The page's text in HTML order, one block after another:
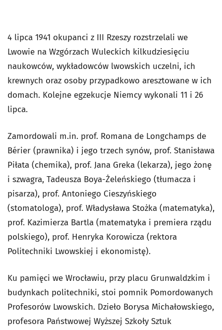
4 lipca 1941 okupanci z III Rzeszy rozstrzelali we
Lwowie na Wzgórzach Wuleckich kilkudziesięciu
naukowców, wykładowców lwowskich uczelni, ich
krewnych oraz osoby przypadkowo aresztowane w ich
domach. Kolejne egzekucje Niemcy wykonali 11 i 26
lipca.
Zamordowali m.in. prof. Romana de Longchamps de
Bérier (prawnika) i jego trzech synów, prof. Stanisława
Piłata (chemika), prof. Jana Greka (lekarza), jego żonę
i szwagra, Tadeusza Boya-Żeleńskiego (tłumacza i
pisarza), prof. Antoniego Cieszyńskiego
(stomatologa), prof. Władysława Stożka (matematyka),
prof. Kazimierza Bartla (matematyka i premiera rządu
polskiego), prof. Henryka Korowicza (rektora
Politechniki Lwowskiej i ekonomistę).
Ku pamięci we Wrocławiu, przy placu Grunwaldzkim i
budynkach politechniki, stoi pomnik Pomordowanych
Profesorów Lwowskich. Dzieło Borysa Michałowskiego,
profesora Państwowej Wyższej Szkoły Sztuk